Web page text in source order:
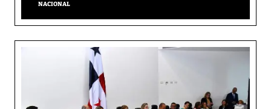
NACIONAL